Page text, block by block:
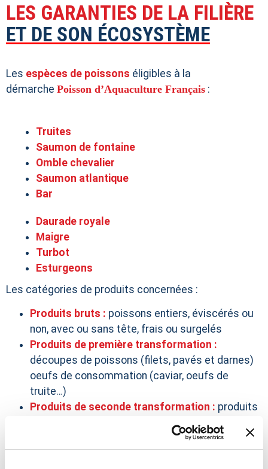
LES GARANTIES DE LA FILIÈRE
ET DE SON ÉCOSYSTÈME
Les espèces de poissons éligibles à la
démarche Poisson d’Aquaculture Français :
Truites
Saumon de fontaine
Omble chevalier
Saumon atlantique
Bar
Daurade royale
Maigre
Turbot
Esturgeons
Les catégories de produits concernées :
Produits bruts : poissons entiers, éviscérés ou
non, avec ou sans tête, frais ou surgelés
Produits de première transformation :
découpes de poissons (filets, pavés et darnes)
oeufs de consommation (caviar, oeufs de
truite…)
Produits de seconde transformation : produits
rillettes, terrines, plats
préparés